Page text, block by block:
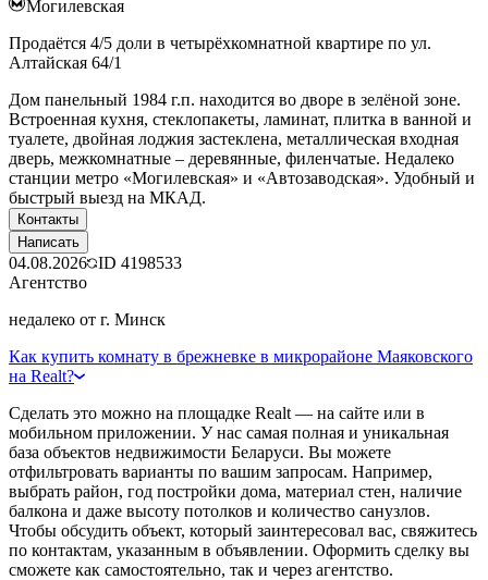
Могилевская
Продаётся 4/5 доли в четырёхкомнатной квартире по ул.
Алтайская 64/1
Дом панельный 1984 г.п. находится во дворе в зелёной зоне.
Встроенная кухня, стеклопакеты, ламинат, плитка в ванной и
туалете, двойная лоджия застеклена, металлическая входная
дверь, межкомнатные – деревянные, филенчатые. Недалеко
станции метро «Могилевская» и «Автозаводская». Удобный и
быстрый выезд на МКАД.
Контакты
Написать
04.08.2026 ID 4198533
Агентство
недалеко от г. Минск
Как купить комнату в брежневке в микрорайоне Маяковского
на Realt?
Сделать это можно на площадке Realt — на сайте или в
мобильном приложении. У нас самая полная и уникальная
база объектов недвижимости Беларуси. Вы можете
отфильтровать варианты по вашим запросам. Например,
выбрать район, год постройки дома, материал стен, наличие
балкона и даже высоту потолков и количество санузлов.
Чтобы обсудить объект, который заинтересовал вас, свяжитесь
по контактам, указанным в объявлении. Оформить сделку вы
сможете как самостоятельно, так и через агентство.